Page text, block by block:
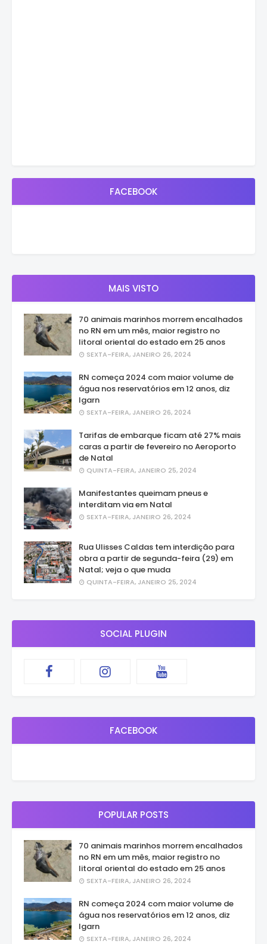
FACEBOOK
MAIS VISTO
70 animais marinhos morrem encalhados
no RN em um mês, maior registro no
litoral oriental do estado em 25 anos
SEXTA-FEIRA, JANEIRO 26, 2024
RN começa 2024 com maior volume de
água nos reservatórios em 12 anos, diz
Igarn
SEXTA-FEIRA, JANEIRO 26, 2024
Tarifas de embarque ficam até 27% mais
caras a partir de fevereiro no Aeroporto
de Natal
QUINTA-FEIRA, JANEIRO 25, 2024
Manifestantes queimam pneus e
interditam via em Natal
SEXTA-FEIRA, JANEIRO 26, 2024
Rua Ulisses Caldas tem interdição para
obra a partir de segunda-feira (29) em
Natal; veja o que muda
QUINTA-FEIRA, JANEIRO 25, 2024
SOCIAL PLUGIN
FACEBOOK
POPULAR POSTS
70 animais marinhos morrem encalhados
no RN em um mês, maior registro no
litoral oriental do estado em 25 anos
SEXTA-FEIRA, JANEIRO 26, 2024
RN começa 2024 com maior volume de
água nos reservatórios em 12 anos, diz
Igarn
SEXTA-FEIRA, JANEIRO 26, 2024